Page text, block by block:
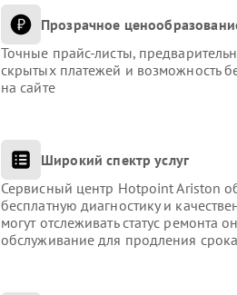
Прозрачное
Точные прайс-листы,
скрытых платежей и возможность
на сайте
Широкий спектр услуг
Сервисный центр Hotpoint Ariston
бесплатную диагностику и
могут отслеживать статус ремонта
обслуживание для продления